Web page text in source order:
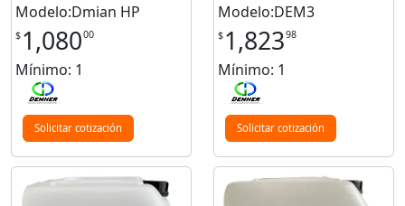
Modelo:Dmian HP
$ 1,08000
Mínimo: 1
Solicitar cotización
Modelo:DEM3
$ 1,82398
Mínimo: 1
Solicitar cotización